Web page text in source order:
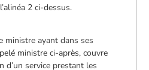
2 ci-dessus.
ministre ayant dans ses
ministre ci-après, couvre
d’un service prestant les